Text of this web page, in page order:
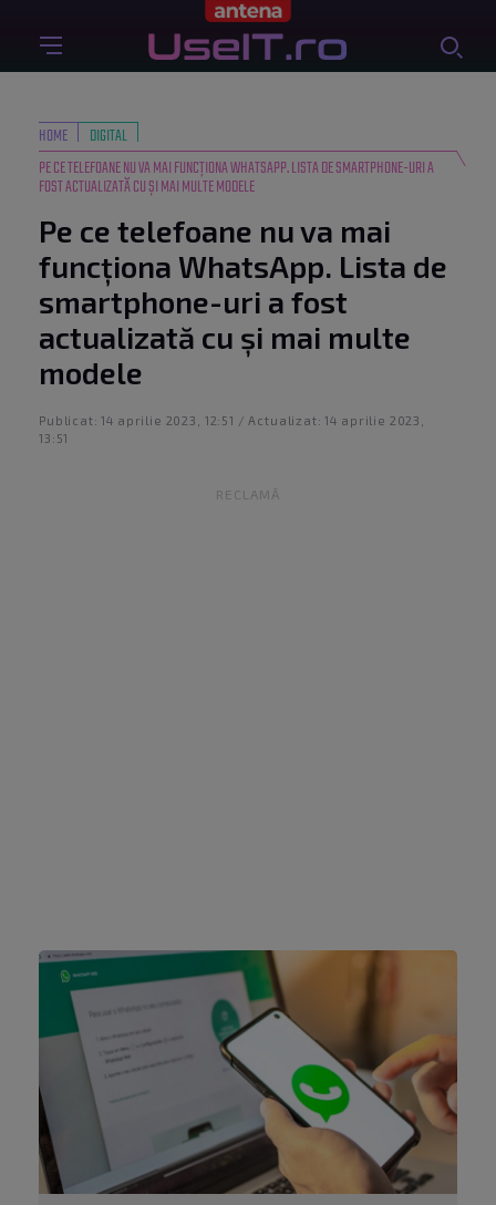
HOME
DIGITAL
PE CE TELEFOANE NU VA MAI FUNCȚIONA WHATSAPP. LISTA DE SMARTPHONE-URI A
FOST ACTUALIZATĂ CU ȘI MAI MULTE MODELE
Pe ce telefoane nu va mai
funcționa WhatsApp. Lista de
smartphone-uri a fost
actualizată cu și mai multe
modele
Publicat: 14 aprilie 2023, 12:51 / Actualizat: 14 aprilie 2023,
13:51
RECLAMĂ